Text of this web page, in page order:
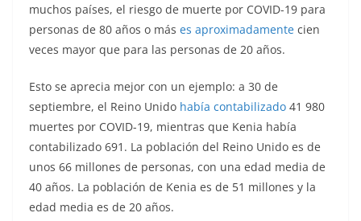
muchos países, el riesgo de muerte por COVID-19 para
personas de 80 años o más es aproximadamente cien
veces mayor que para las personas de 20 años.
Esto se aprecia mejor con un ejemplo: a 30 de
septiembre, el Reino Unido había contabilizado 41 980
muertes por COVID-19, mientras que Kenia había
contabilizado 691. La población del Reino Unido es de
unos 66 millones de personas, con una edad media de
40 años. La población de Kenia es de 51 millones y la
edad media es de 20 años.